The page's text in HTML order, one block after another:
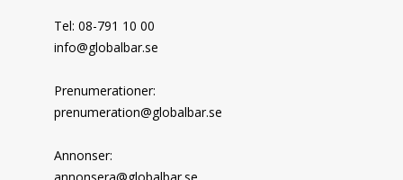
Tel: 08-791 10 00
info@globalbar.se
Prenumerationer:
prenumeration@globalbar.se
Annonser:
annonsera@globalbar.se